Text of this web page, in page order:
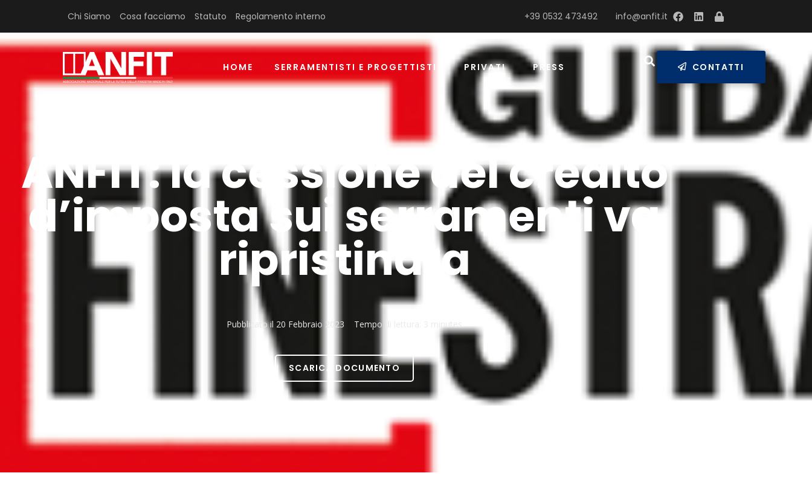
Chi Siamo Cosa facciamo Statuto Regolamento interno info@anfit.it
+39 0532 473492
HOME SERRAMENTISTI E PROGETTISTI PRIVATI PRESS CONTATTI
ANFIT: la cessione del credito
d’imposta sui serramenti va
ripristinata
Pubblicato il 20 Febbraio 2023 Tempo di lettura: 3 minutes
SCARICA DOCUMENTO